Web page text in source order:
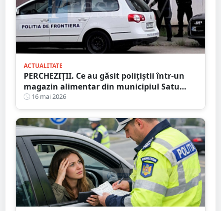
ACTUALITATE
PERCHEZIȚII. Ce au găsit polițiștii într-un
magazin alimentar din municipiul Satu
Mare
16 mai 2026